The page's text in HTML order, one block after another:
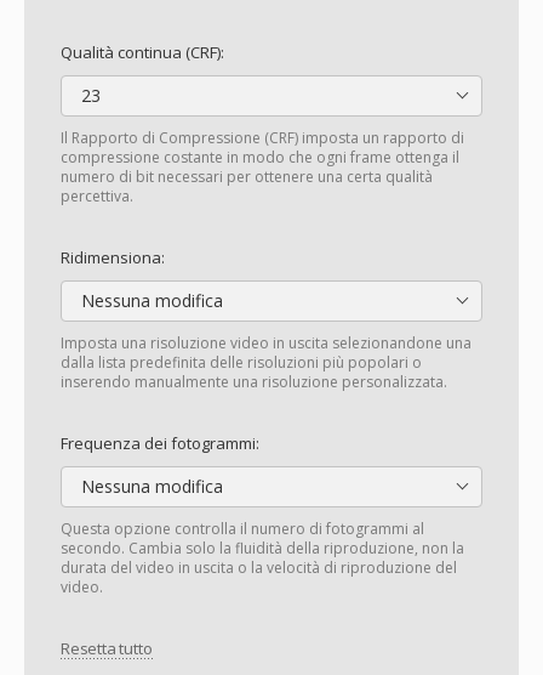
Qualità continua (CRF):
23
Il Rapporto di Compressione (CRF) imposta un rapporto di
compressione costante in modo che ogni frame ottenga il
numero di bit necessari per ottenere una certa qualità
percettiva.
Ridimensiona:
Nessuna modifica
Imposta una risoluzione video in uscita selezionandone una
dalla lista predefinita delle risoluzioni più popolari o
inserendo manualmente una risoluzione personalizzata.
Frequenza dei fotogrammi:
Nessuna modifica
Questa opzione controlla il numero di fotogrammi al
secondo. Cambia solo la fluidità della riproduzione, non la
durata del video in uscita o la velocità di riproduzione del
video.
Resetta tutto